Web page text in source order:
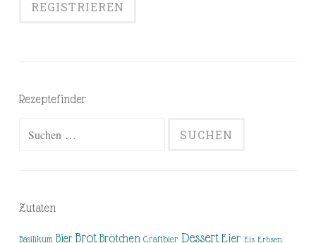
Rezeptefinder
Zutaten
Basilikum Bier Brot Brötchen Craftbier Dessert Eier Eis Erbsen